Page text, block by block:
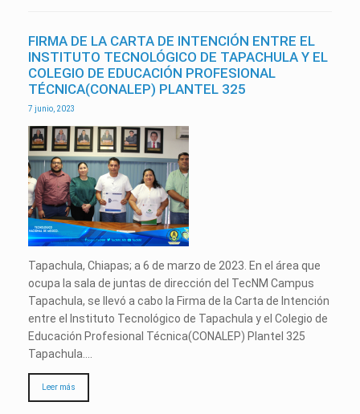
FIRMA DE LA CARTA DE INTENCIÓN ENTRE EL
INSTITUTO TECNOLÓGICO DE TAPACHULA Y EL
COLEGIO DE EDUCACIÓN PROFESIONAL
TÉCNICA(CONALEP) PLANTEL 325
7 junio, 2023
Tapachula, Chiapas; a 6 de marzo de 2023. En el área que
ocupa la sala de juntas de dirección del TecNM Campus
Tapachula, se llevó a cabo la Firma de la Carta de Intención
entre el Instituto Tecnológico de Tapachula y el Colegio de
Educación Profesional Técnica(CONALEP) Plantel 325
Tapachula….
Leer más